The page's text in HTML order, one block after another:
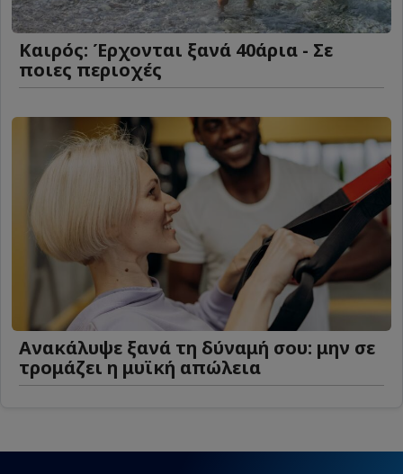
Καιρός: Έρχονται ξανά 40άρια - Σε
ποιες περιοχές
Ανακάλυψε ξανά τη δύναμή σου: μην σε
τρομάζει η μυϊκή απώλεια